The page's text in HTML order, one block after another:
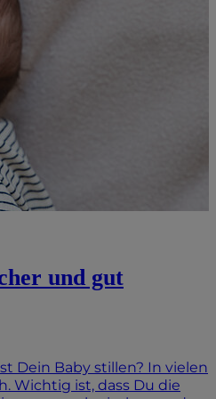
und gut
Dein Baby stillen? In vielen
Wichtig ist, dass Du die